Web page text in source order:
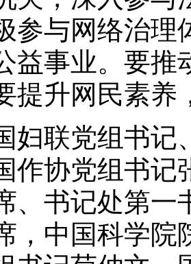
参与网络治理
益事业。要推
提升网民素养
联党组书记
作协党组书记
、书记处第一
，中国科学院